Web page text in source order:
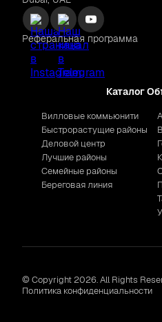
Реферальная программа
Каталог
Вилловые коммьюнити
Быстрорастущие районы
Деловой центр
Лучшие районы
Семейные районы
Береговая линия
© Copyright 2026. All Rights
Политика конфиденциальности